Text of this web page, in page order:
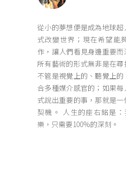
從小的夢想便是成為地球
式改變世界；現在希望能
作，讓人們看見身邊重要
所有藝術的形式無非是在尋
不管是視覺上的、聽覺上
合多種媒介感官的；如果
式說出重要的事，那就是
契機。 人生的座右銘是
樂，只需要100%的深刻。